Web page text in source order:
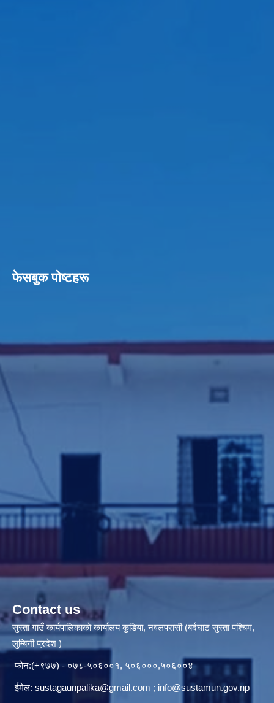
फेसबुक पाेष्टहरू
Contact us
सुस्ता गाउँ कार्यपालिकाकाे कार्यालय कुडिया, नवलपरासी (बर्दघाट सुस्ता पश्चिम,
लुम्बिनी प्रदेश )
फोन:(+९७७) - ०७८-५०६००१, ५०६०००,५०६००४
ईमेल: sustagaunpalika@gmail.com ; info@sustamun.gov.np